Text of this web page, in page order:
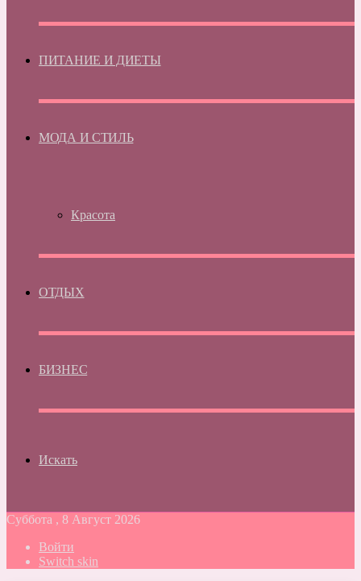
ПИТАНИЕ И ДИЕТЫ
МОДА И СТИЛЬ
Красота
ОТДЫХ
БИЗНЕС
Искать
Суббота , 8 Август 2026
Войти
Switch skin